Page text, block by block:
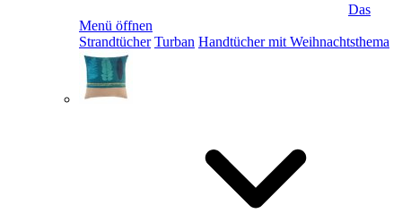
Das
Menü öffnen
Strandtücher Turban Handtücher mit Weihnachtsthema